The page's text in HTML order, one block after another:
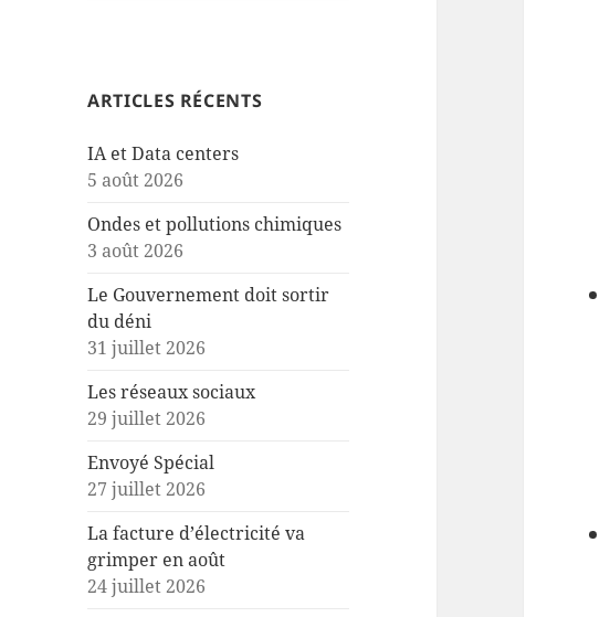
ARTICLES RÉCENTS
IA et Data centers
5 août 2026
Ondes et pollutions chimiques
3 août 2026
Le Gouvernement doit sortir
du déni
31 juillet 2026
Les réseaux sociaux
29 juillet 2026
Envoyé Spécial
27 juillet 2026
La facture d’électricité va
grimper en août
24 juillet 2026